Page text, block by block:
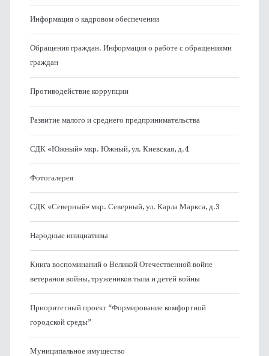
Информация о кадровом обеспечении
Обращения граждан. Информация о работе с обращениями
граждан
Противодействие коррупции
Развитие малого и среднего предпринимательства
СДК «Южный» мкр. Южный, ул. Киевская, д.4
Фотогалерея
СДК «Северный» мкр. Северный, ул. Карла Маркса, д.3
Народные инициативы
Книга воспоминаний о Великой Отечественной войне
ветеранов войны, тружеников тыла и детей войны
Приоритетный проект “Формирование комфортной
городской среды”
Муниципальное имущество